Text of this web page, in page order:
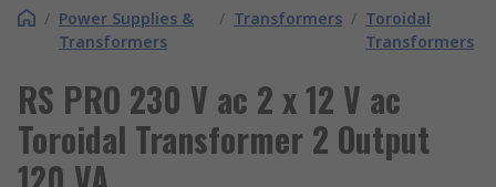
/ Power Supplies &
Transformers
/ Transformers / Toroidal
Transformers
RS PRO 230 V ac 2 x 12 V ac
Toroidal Transformer 2 Output